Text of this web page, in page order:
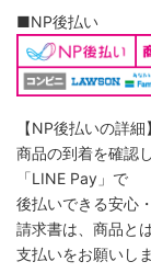
■NP後払い
【NP後払いの詳細】
商品の到着を確認
「LINE Pay」で
後払いできる安心
請求書は、商品と
支払いをお願いしま